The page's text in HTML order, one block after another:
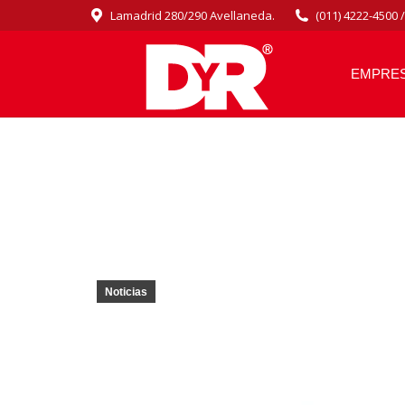
Lamadrid 280/290 Avellaneda. (011) 4222-4500
Noticias